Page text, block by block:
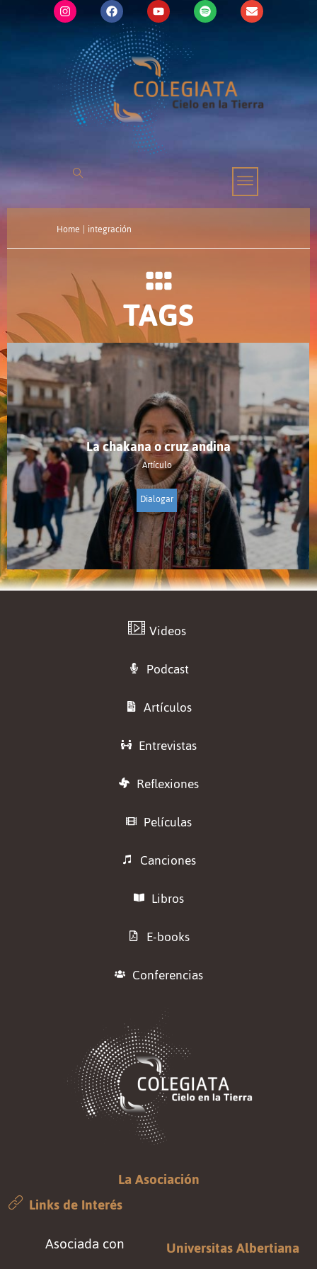
Home | integración
TAGS
La chakana o cruz andina
Artículo
Dialogar
Videos
Podcast
Artículos
Entrevistas
Reflexiones
Películas
Canciones
Libros
E-books
Conferencias
La Asociación
Links de Interés
Asociada con
Universitas Albertiana